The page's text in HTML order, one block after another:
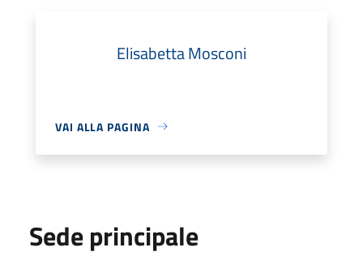
Elisabetta Mosconi
VAI ALLA PAGINA
Sede principale